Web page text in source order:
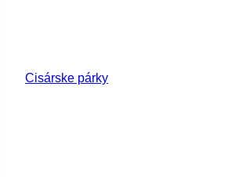
Cisárske párky